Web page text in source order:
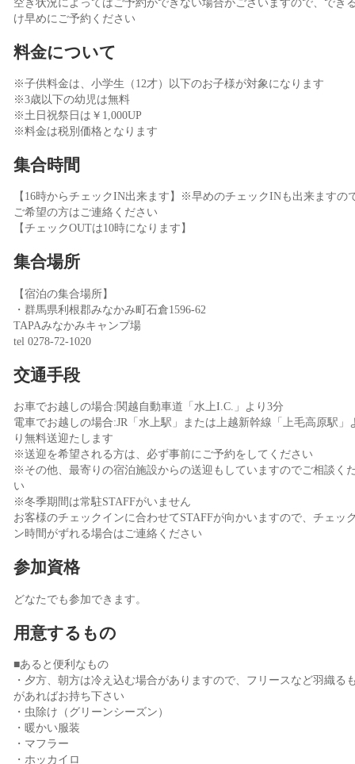
空き状況によってはご予約ができない場合がございますので、でき
け早めにご予約ください
料金について
※子供料金は、小学生（12才）以下のお子様が対象になります
※3歳以下の幼児は無料
※土日祝祭日は￥1,000UP
※料金は税別価格となります
集合時間
【16時からチェックIN出来ます】※早めのチェックINも出来ますの
ご希望の方はご連絡ください
【チェックOUTは10時になります】
集合場所
【宿泊の集合場所】
・群馬県利根郡みなかみ町石倉1596-62
TAPAみなかみキャンプ場
tel 0278-72-1020
交通手段
お車でお越しの場合:関越自動車道「水上I.C.」より3分
電車でお越しの場合:JR「水上駅」または上越新幹線「上毛高原駅」
り無料送迎たします
※送迎を希望される方は、必ず事前にご予約をしてください
※その他、最寄りの宿泊施設からの送迎もしていますのでご相談く
い
※冬季期間は常駐STAFFがいません
お客様のチェックインに合わせてSTAFFが向かいますので、チェッ
ン時間がずれる場合はご連絡ください
参加資格
どなたでも参加できます。
用意するもの
■あると便利なもの
・夕方、朝方は冷え込む場合がありますので、フリースなど羽織る
があればお持ち下さい
・虫除け（グリーンシーズン）
・暖かい服装
・マフラー
・ホッカイロ